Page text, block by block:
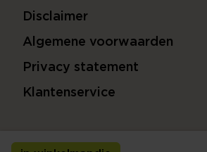
Disclaimer
Algemene voorwaarden
Privacy statement
Klantenservice